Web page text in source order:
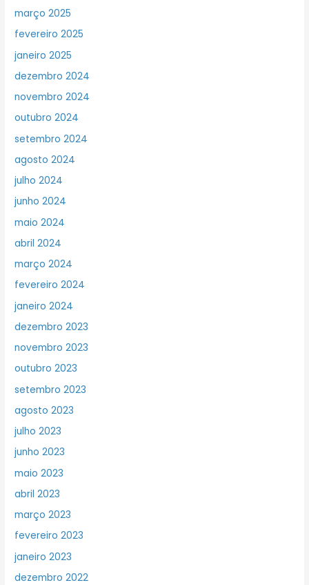
março 2025
fevereiro 2025
janeiro 2025
dezembro 2024
novembro 2024
outubro 2024
setembro 2024
agosto 2024
julho 2024
junho 2024
maio 2024
abril 2024
março 2024
fevereiro 2024
janeiro 2024
dezembro 2023
novembro 2023
outubro 2023
setembro 2023
agosto 2023
julho 2023
junho 2023
maio 2023
abril 2023
março 2023
fevereiro 2023
janeiro 2023
dezembro 2022